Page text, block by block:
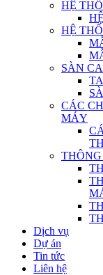
HỆ
HỆ
SÀN
CÁC
MÁY
Dịch vụ
Dự án
Tin tức
Liên hệ